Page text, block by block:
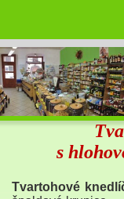
s
Tvartohové